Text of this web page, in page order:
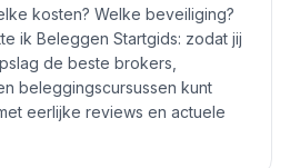
kosten? Welke beveiliging?
ik Beleggen Startgids: zodat jij
de beste brokers,
beleggingscursussen kunt
eerlijke reviews en actuele